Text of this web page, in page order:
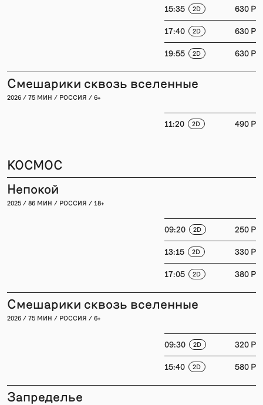
15:35 2D 630 P
17:40 2D 630 P
19:55 2D 630 P
Смешарики сквозь вселенные
2026 / 75 МИН / РОССИЯ / 6+
11:20 2D 490 P
КОСМОС
Непокой
2025 / 86 МИН / РОССИЯ / 18+
09:20 2D 250 P
13:15 2D 330 P
17:05 2D 380 P
Смешарики сквозь вселенные
2026 / 75 МИН / РОССИЯ / 6+
09:30 2D 320 P
15:40 2D 580 P
Запределье